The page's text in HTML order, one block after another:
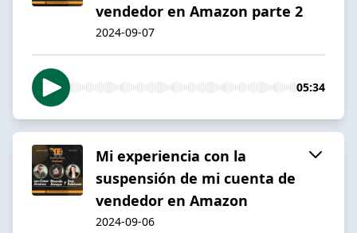
vendedor en Amazon parte 2
2024-09-07
05:34
Mi experiencia con la
suspensión de mi cuenta de
vendedor en Amazon
2024-09-06